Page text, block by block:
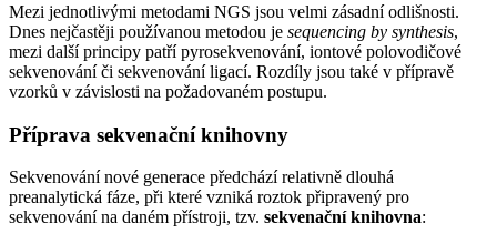
Mezi jednotlivými metodami NGS jsou velmi zásadní odlišnosti.
Dnes nejčastěji používanou metodou je sequencing by synthesis,
mezi další principy patří pyrosekvenování, iontové polovodičové
sekvenování či sekvenování ligací. Rozdíly jsou také v přípravě
vzorků v závislosti na požadovaném postupu.
Příprava sekvenační knihovny
Sekvenování nové generace předchází relativně dlouhá
preanalytická fáze, při které vzniká roztok připravený pro
sekvenování na daném přístroji, tzv. sekvenační knihovna: